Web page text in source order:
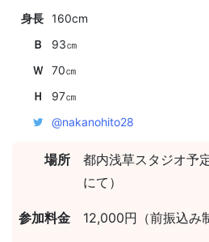
身長 160cm
Ｂ
93㎝
Ｗ
70㎝
Ｈ
97㎝
@nakanohito28
場所
都内浅草スタジオ予
にて）
参加料金 12,000円（前振込み